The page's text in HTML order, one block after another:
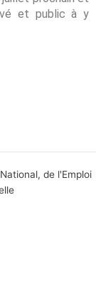
et public à y
de l'Emploi